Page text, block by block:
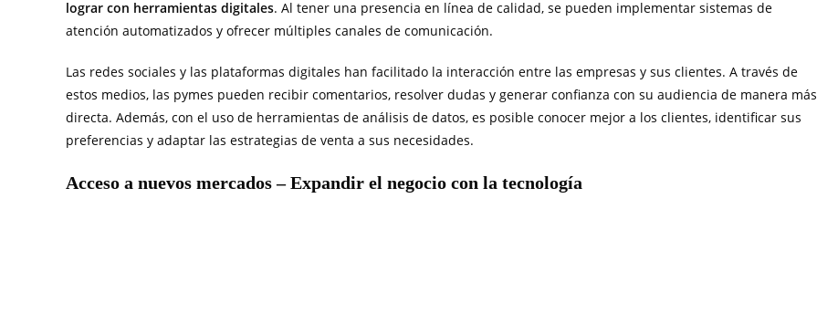
lograr con herramientas digitales. Al tener una presencia en línea de calidad, se pueden implementar sistemas de
atención automatizados y ofrecer múltiples canales de comunicación.
Las redes sociales y las plataformas digitales han facilitado la interacción entre las empresas y sus clientes. A través de
estos medios, las pymes pueden recibir comentarios, resolver dudas y generar confianza con su audiencia de manera más
directa. Además, con el uso de herramientas de análisis de datos, es posible conocer mejor a los clientes, identificar sus
preferencias y adaptar las estrategias de venta a sus necesidades.
Acceso a nuevos mercados – Expandir el negocio con la tecnología